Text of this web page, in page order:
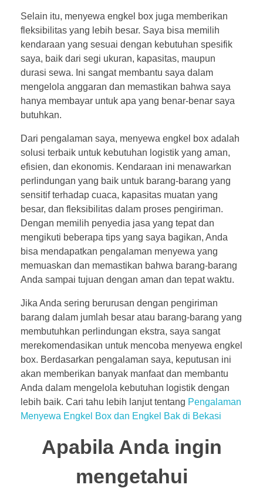
Selain itu, menyewa engkel box juga memberikan
fleksibilitas yang lebih besar. Saya bisa memilih
kendaraan yang sesuai dengan kebutuhan spesifik
saya, baik dari segi ukuran, kapasitas, maupun
durasi sewa. Ini sangat membantu saya dalam
mengelola anggaran dan memastikan bahwa saya
hanya membayar untuk apa yang benar-benar saya
butuhkan.
Dari pengalaman saya, menyewa engkel box adalah
solusi terbaik untuk kebutuhan logistik yang aman,
efisien, dan ekonomis. Kendaraan ini menawarkan
perlindungan yang baik untuk barang-barang yang
sensitif terhadap cuaca, kapasitas muatan yang
besar, dan fleksibilitas dalam proses pengiriman.
Dengan memilih penyedia jasa yang tepat dan
mengikuti beberapa tips yang saya bagikan, Anda
bisa mendapatkan pengalaman menyewa yang
memuaskan dan memastikan bahwa barang-barang
Anda sampai tujuan dengan aman dan tepat waktu.
Jika Anda sering berurusan dengan pengiriman
barang dalam jumlah besar atau barang-barang yang
membutuhkan perlindungan ekstra, saya sangat
merekomendasikan untuk mencoba menyewa engkel
box. Berdasarkan pengalaman saya, keputusan ini
akan memberikan banyak manfaat dan membantu
Anda dalam mengelola kebutuhan logistik dengan
lebih baik. Cari tahu lebih lanjut tentang Pengalaman
Menyewa Engkel Box dan Engkel Bak di Bekasi
Apabila Anda ingin
mengetahui